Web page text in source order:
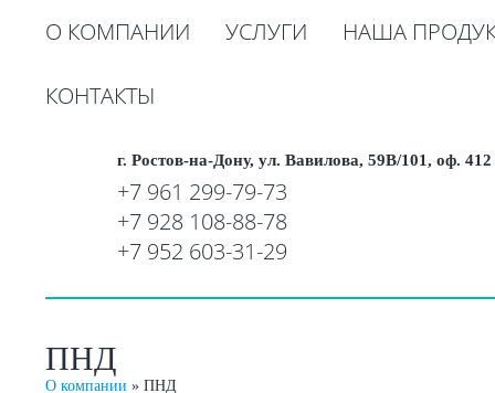
О КОМПАНИИ УСЛУГИ НАША
КОНТАКТЫ
г. Ростов-на-Дону, ул. Вавилова, 59В/101, оф. 412
+7 961 299-79-73
+7 928 108-88-78
+7 952 603-31-29
ПНД
О компании » ПНД